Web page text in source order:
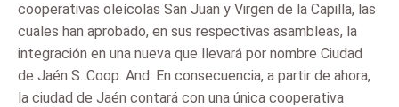
cooperativas oleícolas San Juan y Virgen de la Capilla, las
cuales han aprobado, en sus respectivas asambleas, la
integración en una nueva que llevará por nombre Ciudad
de Jaén S. Coop. And. En consecuencia, a partir de ahora,
la ciudad de Jaén contará con una única cooperativa